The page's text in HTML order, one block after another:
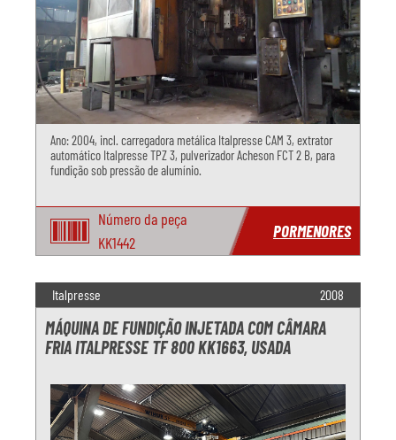
Ano: 2004, incl. carregadora metálica Italpresse CAM 3, extrator
automático Italpresse TPZ 3, pulverizador Acheson FCT 2 B, para
fundição sob pressão de alumínio.
Número da peça
KK1442
PORMENORES
Italpresse 2008
MÁQUINA DE FUNDIÇÃO INJETADA COM CÂMARA
FRIA ITALPRESSE TF 800 KK1663, USADA